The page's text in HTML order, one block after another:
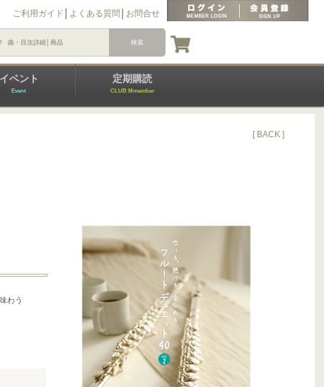
ご利用ガイド よくある質問 お問合せ
イベント
Event
定期購読
CLUB Mmember
[ BACK ]
わう